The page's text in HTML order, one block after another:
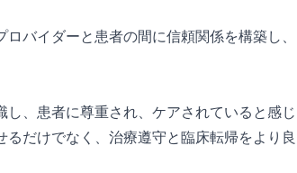
バイダーと患者の間に信頼関係を構築し、
、患者に尊重され、ケアされていると感じ
だけでなく、治療遵守と臨床転帰をより良